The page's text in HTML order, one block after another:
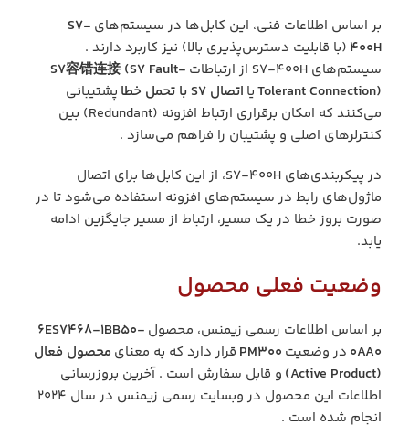
بر اساس اطلاعات فنی، این کابل‌ها در سیستم‌های S7-
400H (با قابلیت دسترس‌پذیری بالا) نیز کاربرد دارند .
سیستم‌های S7-400H از ارتباطات
S7容错连接 (S7 Fault-
Tolerant Connection)یا اتصال S7 با تحمل خطا
پشتیبانی
می‌کنند که امکان برقراری ارتباط افزونه (Redundant) بین
کنترلرهای اصلی و پشتیبان را فراهم می‌سازد .
در پیکربندی‌های S7-400H، از این کابل‌ها برای اتصال
ماژول‌های رابط در سیستم‌های افزونه استفاده می‌شود تا در
صورت بروز خطا در یک مسیر، ارتباط از مسیر جایگزین ادامه
یابد.
وضعیت فعلی محصول
بر اساس اطلاعات رسمی زیمنس، محصول 6ES7468-1BB50-
0AA0 در وضعیت PM300 قرار دارد که به معنای محصول فعال
(Active Product)
و قابل سفارش است . آخرین بروزرسانی
اطلاعات این محصول در وبسایت رسمی زیمنس در سال ۲۰۲۴
انجام شده است .